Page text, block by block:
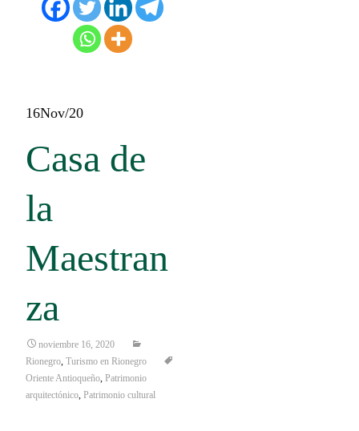
16Nov/20
Casa de
la
Maestran
za
noviembre 16, 2020
Rionegro Turismo en Rionegro
Oriente Antioqueño Patrimonio
arquitectónico Patrimonio cultural